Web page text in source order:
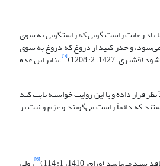
نفر نیستند، بلکه عده زیادی از مومنین، صدّیق می‌باشند. زیرا رسول خدا6 فرمود: بر شما باد رعایت راست گویی که راستگویی به سوی
و حذر کنید از دروغ که دروغ به سوی
2: 1208)
[5] ،بنابر این عده
و به همین مقدار بسنده کرده است. به نظر می‌رسد ابن تیمیه تعریف پیامبر6از صدیق را مدّ نظر قرار داده و با این روایت خواسته ثابت کند
که دائماً راست می‌گویند و عزم و نیت بر
[6]